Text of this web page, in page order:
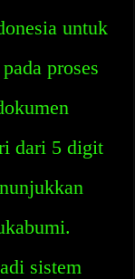
untuk
proses
dari 5 digit
sistem